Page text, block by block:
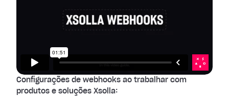
Configurações de webhooks ao trabalhar com
produtos e soluções Xsolla: